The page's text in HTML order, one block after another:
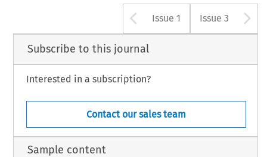
Arrow button
Issue 1 Issue 3
Subscribe to this journal
Interested in a subscription?
Contact our sales team
Sample content